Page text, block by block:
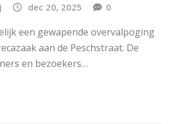
dec 20, 2025 0
een gewapende overvalpoging
aan de Peschstraat. De
en bezoekers…